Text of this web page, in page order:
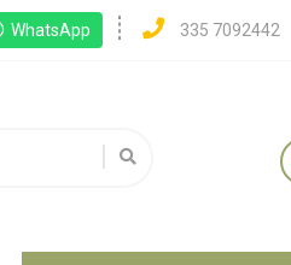
WhatsApp 335 7092442